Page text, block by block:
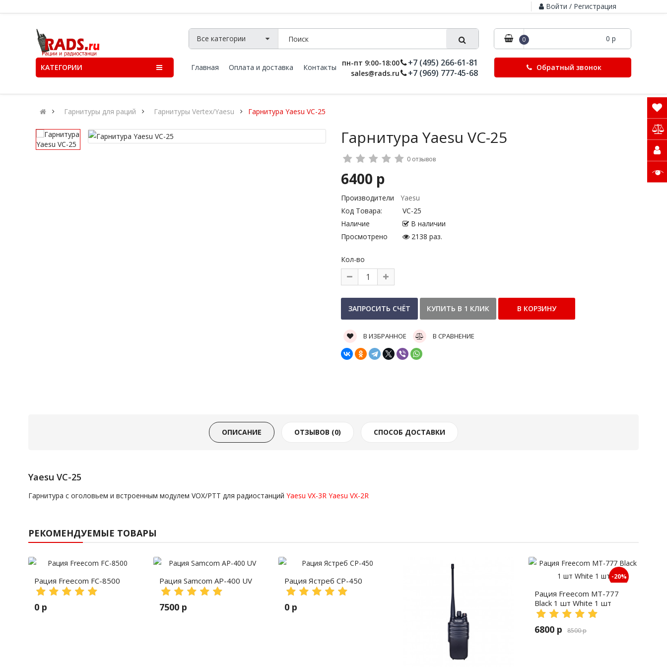
Войти / Регистрация
0 0 р
КАТЕГОРИИ Главная Оплата и доставка Контакты
пн-пт 9:00-18:00
sales@rads.ru
+7 (495) 266-61-81
+7 (969) 777-45-68
Обратный звонок
Гарнитуры для раций Гарнитуры Vertex/Yaesu Гарнитура Yaesu VC-25
Гарнитура Yaesu VC-25
0 отзывов
6400 р
Производители
Yaesu
Код Товара:
VC-25
Наличие
В наличии
Просмотрено
2138 раз.
Кол-во
В ИЗБРАННОЕ В СРАВНЕНИЕ
ОПИСАНИЕ ОТЗЫВОВ (0) СПОСОБ ДОСТАВКИ
Yaesu VC-25
Гарнитура с оголовьем и встроенным модулем VOX/PTT для радиостанций Yaesu VX-3R Yaesu VX-2R
РЕКОМЕНДУЕМЫЕ ТОВАРЫ
Рация Freecom FC-8500
0 р
Рация Samcom AP-400 UV
7500 р
Рация Ястреб СР-450
0 р
-20%
Рация Freecom MT-777
Black 1 шт White 1 шт
6800 р 8500 р